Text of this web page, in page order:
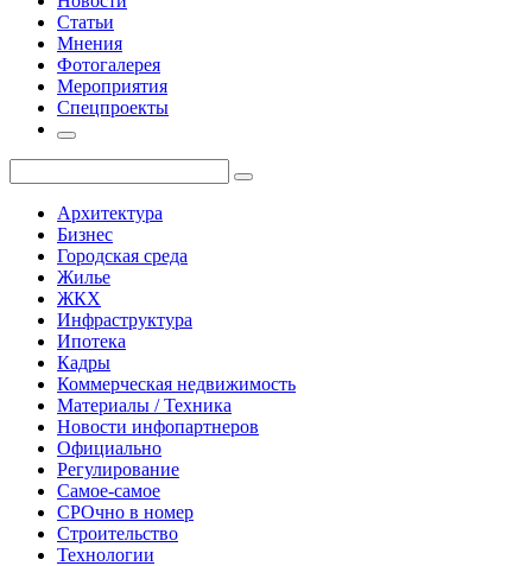
Статьи
Мнения
Фотогалерея
Мероприятия
Спецпроекты
Архитектура
Бизнес
Городская среда
Жилье
ЖКХ
Инфраструктура
Ипотека
Кадры
Коммерческая недвижимость
Материалы / Техника
Новости инфопартнеров
Официально
Регулирование
Самое-самое
СРОчно в номер
Строительство
Технологии